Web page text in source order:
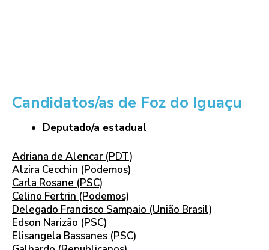
Candidatos/as de Foz do Iguaçu
Deputado/a estadual
Adriana de Alencar (PDT)
Alzira Cecchin (Podemos)
Carla Rosane (PSC)
Celino Fertrin (Podemos)
Delegado Francisco Sampaio (União Brasil)
Edson Narizão (PSC)
Elisangela Bassanes (PSC)